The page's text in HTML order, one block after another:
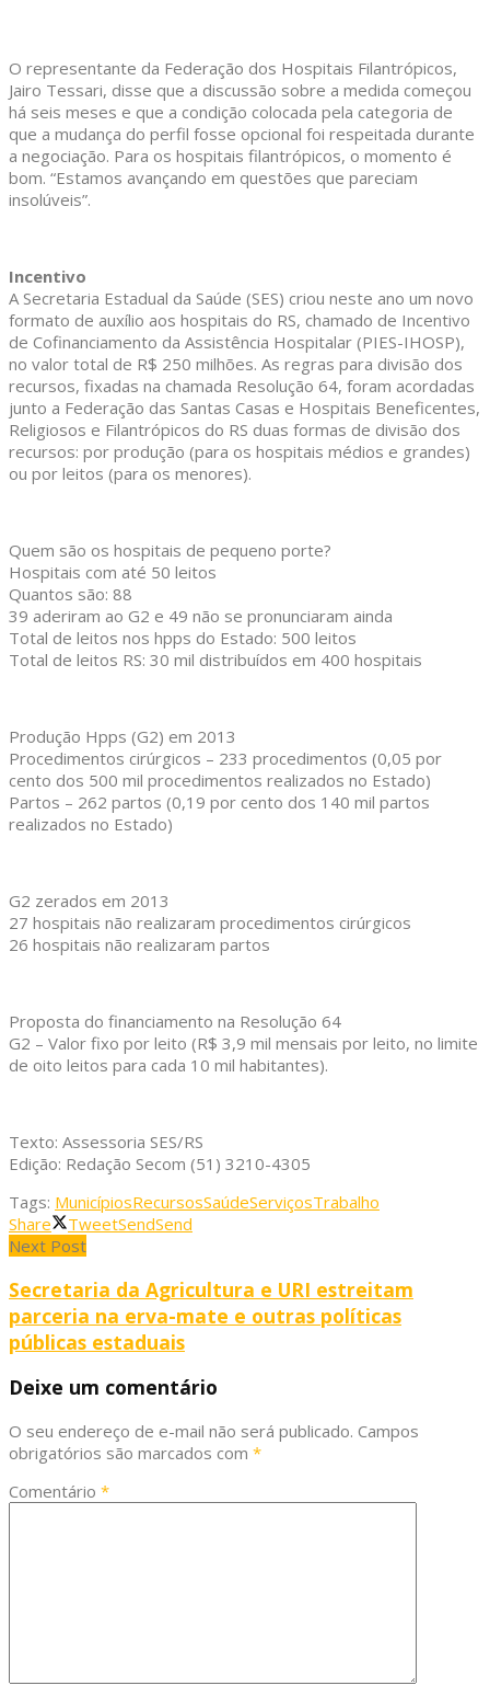
O representante da Federação dos Hospitais Filantrópicos,
Jairo Tessari, disse que a discussão sobre a medida começou
há seis meses e que a condição colocada pela categoria de
que a mudança do perfil fosse opcional foi respeitada durante
a negociação. Para os hospitais filantrópicos, o momento é
bom. “Estamos avançando em questões que pareciam
insolúveis”.
Incentivo
A Secretaria Estadual da Saúde (SES) criou neste ano um novo
formato de auxílio aos hospitais do RS, chamado de Incentivo
de Cofinanciamento da Assistência Hospitalar (PIES-IHOSP),
no valor total de R$ 250 milhões. As regras para divisão dos
recursos, fixadas na chamada Resolução 64, foram acordadas
junto a Federação das Santas Casas e Hospitais Beneficentes,
Religiosos e Filantrópicos do RS duas formas de divisão dos
recursos: por produção (para os hospitais médios e grandes)
ou por leitos (para os menores).
Quem são os hospitais de pequeno porte?
Hospitais com até 50 leitos
Quantos são: 88
39 aderiram ao G2 e 49 não se pronunciaram ainda
Total de leitos nos hpps do Estado: 500 leitos
Total de leitos RS: 30 mil distribuídos em 400 hospitais
Produção Hpps (G2) em 2013
Procedimentos cirúrgicos – 233 procedimentos (0,05 por
cento dos 500 mil procedimentos realizados no Estado)
Partos – 262 partos (0,19 por cento dos 140 mil partos
realizados no Estado)
G2 zerados em 2013
27 hospitais não realizaram procedimentos cirúrgicos
26 hospitais não realizaram partos
Proposta do financiamento na Resolução 64
G2 – Valor fixo por leito (R$ 3,9 mil mensais por leito, no limite
de oito leitos para cada 10 mil habitantes).
Texto: Assessoria SES/RS
Edição: Redação Secom (51) 3210-4305
Tags: MunicípiosRecursosSaúdeServiçosTrabalho
Share
TweetSendSend
Next Post
Secretaria da Agricultura e URI estreitam
parceria na erva-mate e outras políticas
públicas estaduais
Deixe um comentário
O seu endereço de e-mail não será publicado. Campos
obrigatórios são marcados com *
Comentário *